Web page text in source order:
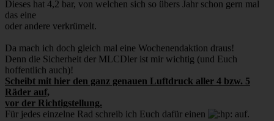
Dieses hat 4,2 bar, von welchen sich so übers Jahr schon gern mal
das eine
oder andere verkrümelt.
Da mach ich doch gleich mal eine Wochenendaktion draus!
Denn die Sicherheit der MLCDler ist mir wichtig (und Euch
hoffentlich auch)!
Scheibt mit hier den ganz genauen Luftdruck aller 4 bzw. 5
Räder auf,
vor der Richtigstellung.
Für jedes einzelne Rad schreib ich Euch dafür einen
auf.